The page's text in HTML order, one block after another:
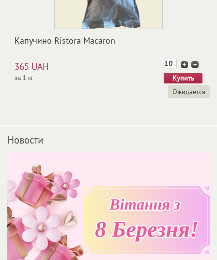
Капучино Ristora Macaron
365 UAH
за 1 кг.
Ожидается
Новости